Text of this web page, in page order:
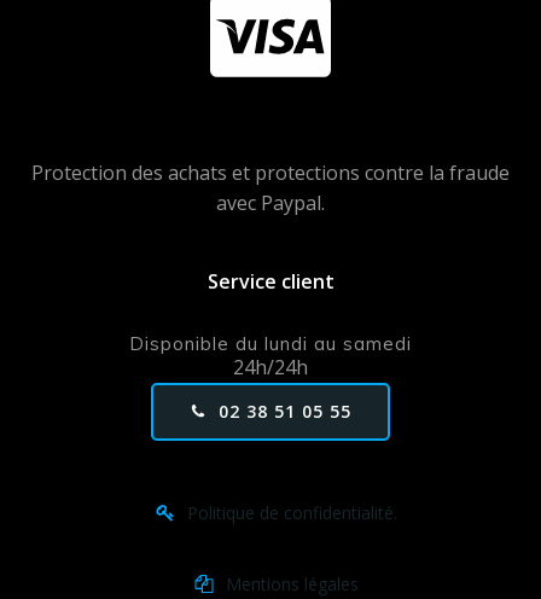
Protection des achats et protections contre la fraude
avec Paypal.
Service client
Disponible du lundi au samedi
24h/24h
02 38 51 05 55
Politique de confidentialité.
Mentions légales